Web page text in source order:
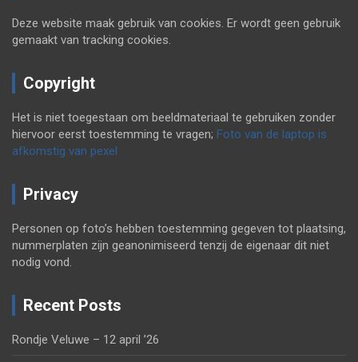
Deze website maak gebruik van cookies. Er wordt geen gebruik
gemaakt van tracking cookies.
Copyright
Het is niet toegestaan om beeldmateriaal te gebruiken zonder
hiervoor eerst toestemming te vragen; Foto van de laptop is
afkomstig van pexel
Privacy
Personen op foto’s hebben toestemming gegeven tot plaatsing,
nummerplaten zijn geanonimiseerd tenzij de eigenaar dit niet
nodig vond.
Recent Posts
Rondje Veluwe – 12 april ’26